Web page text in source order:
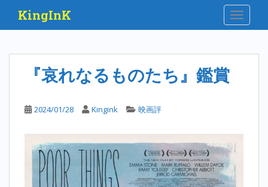
i
KingInK
『哀れなるものたち』鑑賞
2024/01/28 Kingink 映画評